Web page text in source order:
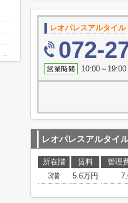
レオパレスアルタイル
072-
10:00～
レオパレスアルタイ
所在階 賃料 管理
3階
5.6万円